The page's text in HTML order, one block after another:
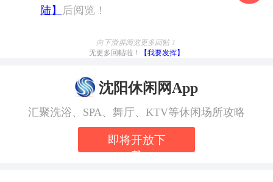
陆】
后阅览！
向下滑屏阅览更多回帖！
无更多回帖啦！
【我要发挥】
沈阳休闲网App
汇聚洗浴、SPA、舞厅、KTV等休闲场所攻略
即将开放下
载